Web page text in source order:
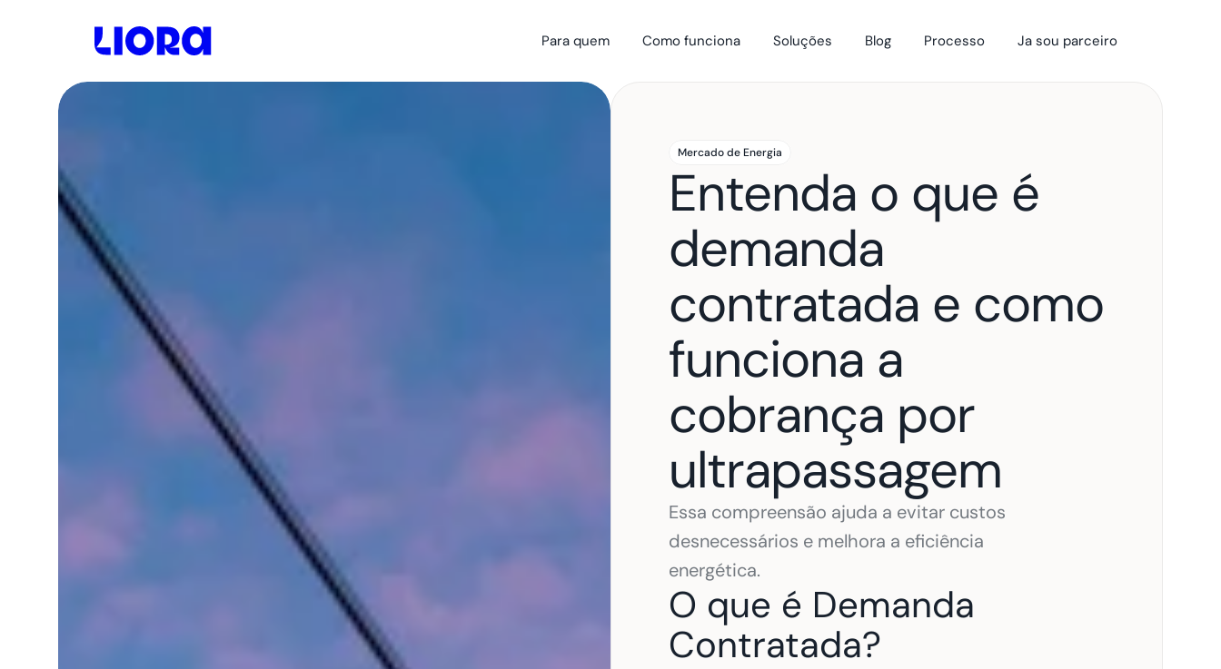
Para quem Como funciona Soluções Blog Processo Ja sou parceiro
Mercado de Energia
Entenda o que é
demanda
contratada e como
funciona a
cobrança por
ultrapassagem
Essa compreensão ajuda a evitar custos
desnecessários e melhora a eficiência
energética.
O que é Demanda
Contratada?